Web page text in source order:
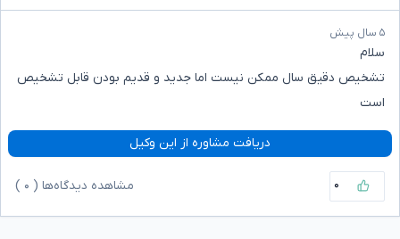
۵ سال پیش
سلام
تشخیص دقیق سال ممکن نیست اما جدید و قدیم بودن قابل تشخیص
است
دریافت مشاوره از این وکیل
۰ مشاهده دیدگاه‌ها ( ۰